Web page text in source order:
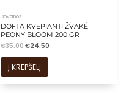
Dovanos
DOFTA KVEPIANTI ŽVAKĖ
PEONY BLOOM 200 GR
€35.00€24.50
Į KREPŠELĮ